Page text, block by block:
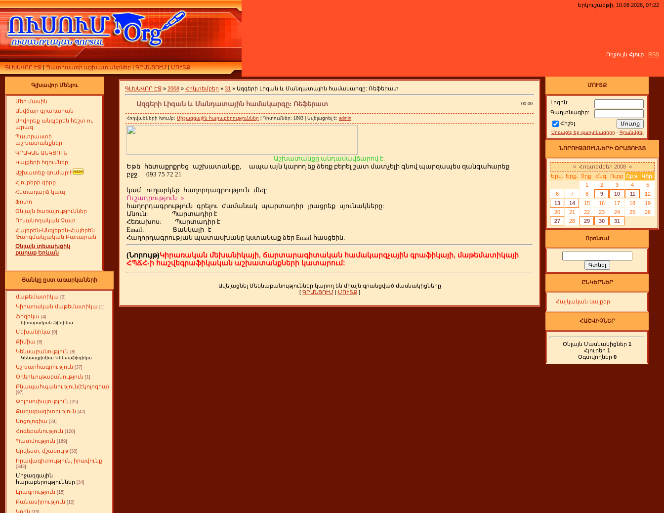
ԳԼԽԱՎՈՐ ԷՋ|Պատրաստի աշխատանքներ|ԳՐԱՆՑՈՒՄ|ՄՈՒՏՔ
Երկուշաբթի, 10.08.2026, 07:22
Ողջույն Հյուր | RSS
Գլխավոր Մենյու
Մեր մասին
Անվճար գրադարան
Սովորեք անգլերեն հեշտ ու
արագ
Պատրաստի
աշխատանքներ
ԳՐԱԿԱՆ ԱՆԿՅՈՒՆ
Կայքերի հղումներ
Աշխատեք գումար!!!
Հյուրերի գիրք
Հետադարձ կապ
Ֆոտո
Օնլայն ծառայություններ
ՈՒսանողական Չատ
Հայերեն-Անգլերեն-Հայերեն
Թարգմանչական Բառարան
Օնլայն տեսախցիկ
քաղաք Երևան
Ցանկը ըստ առարկաների
մաթեմատիկա [2]
Կիրառական մաթեմատիկա [1]
ֆիզիկա [4]
կիռարական ֆիզիկա
Մեխանիկա [0]
Քիմիա [6]
Կենսաբանություն [8]
Կենսաքիմիա Կենսաֆիզիկա
Աշխարհագրություն [37]
Օդերևութաբանություն [1]
Բնապահպանություն(էկոլոգիա)
[97]
Փիլիսոփայություն [25]
Քաղաքագիտություն [42]
Սոցոլոգիա [24]
Հոգեբանություն [120]
Պատմություն [189]
Արվեստ, մշակույթ [30]
Իրավագիտություն, իրավունք
[343]
Միջազգային
հարաբերություններ [34]
Լրագրություն [15]
Բանասիրություն [10]
Կրոն [15]
ԳԼԽԱՎՈՐ ԷՋ » 2008 » Հոկտեմբեր » 31 » Ազգերի Լիգան և Մանդատային համակարգը: Ռեֆերատ
Ազգերի Լիգան և Մանդատային համակարգը: Ռեֆերատ 00:00
Հոդվածների Խումբ: Միջազգային հարաբերություններ | Դիտումներ: 1893 | Ավելացրել է: admin
Աշխատանքը անդամավճարով է:
Եթե հետաքրքրեց աշխատանքը,
ապա այն կարող եք ձեռք բերել շատ մատչելի գնով պարզապես զանգահարեք
բջջ.
093 75 72 21
կամ ուղարկեք հաղորդագրություն
մեզ:
Ուշադրություն »
հաղորդագրություն գրելու ժամանակ պարտադիր լրացրեք սյունակները:
Անուն:
Պարտադիր է
Հեռախոս: Պարտադիր է
Email: Ցանկալի է
Հաղորդագրության պատասխանը կստանաք ձեր Email հասցեին:
(Նորույթ)Կիրառական մեխանիկայի, ճարտարագիտական համակարգչային գրաֆիկայի, մաթեմատիկայի
ՀՊՃՀ-ի հաշվեգրաֆիկական աշխատանքների կատարում:
Ավելացնել Մեկնաբանություններ կարող են միայն գրանցված մասնակիցները
[ ԳՐԱՆՑՈՒՄ| ՄՈՒՏՔ]
ՄՈՒՏՔ
Լոգին:
Գաղտնագիր:
Հիշել
Մոռացել եք գաղտնագիրը · Գրանվցել
ՆՈՐՈՒԹՅՈՒՆՆԵՐԻ ՕՐԱՑՈՒՅՑ
« Հոկտեմբեր 2008 »
Երկ.
Երք. Չրք. Հնգ. Ուրբ Շբթ.
Կիր.
1
2 3 4
5
6
7 8 9 10 11
12
13
14 15 16 17 18
19
20
21 22 23 24 25
26
27
28 29 30 31
Որոնում
ԸՆԿԵՐՆԵՐ
Հայկական կայքեր
ՀԱՇՎԻՉՆԵՐ
Օնլայն Մասնակիցներ 1
Հյուրեր 1
Օգտվողներ 0